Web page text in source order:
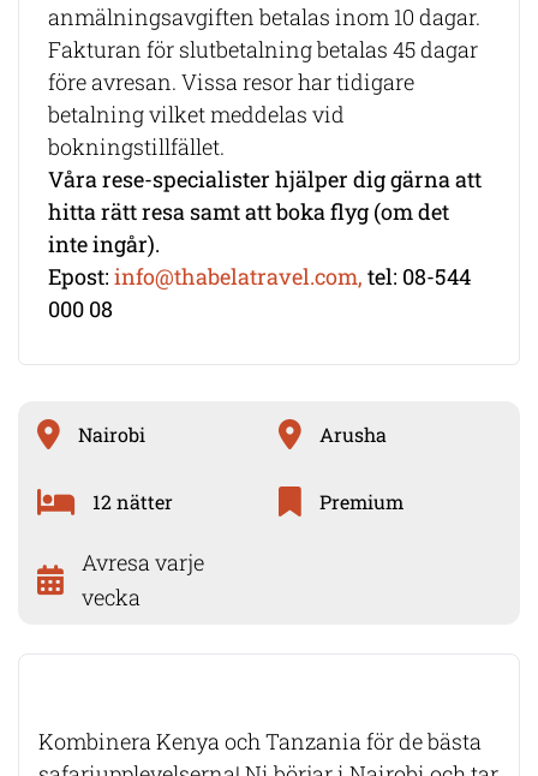
anmälningsavgiften betalas inom 10 dagar.
Fakturan för slutbetalning betalas 45 dagar
före avresan. Vissa resor har tidigare
betalning vilket meddelas vid
bokningstillfället.
Våra rese-specialister hjälper dig gärna att
hitta rätt resa samt att boka flyg (om det
inte ingår).
Epost: info@thabelatravel.com, tel: 08-544
000 08
Nairobi Arusha
12 nätter Premium
Avresa varje
vecka
Kombinera Kenya och Tanzania för de bästa